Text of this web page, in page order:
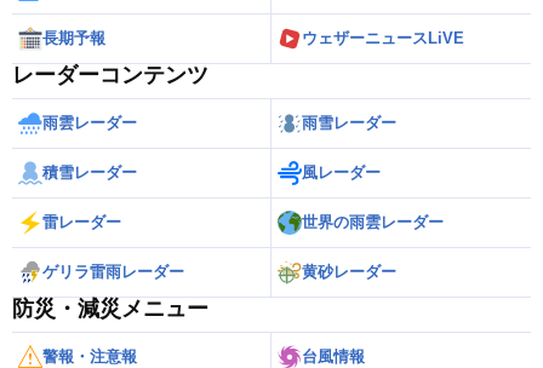
長期予報 ウェザーニュースLiVE
レーダーコンテンツ
雨雲レーダー 雨雪レーダー
積雪レーダー 風レーダー
雷レーダー 世界の雨雲レーダー
ゲリラ雷雨レーダー 黄砂レーダー
防災・減災メニュー
警報・注意報 台風情報